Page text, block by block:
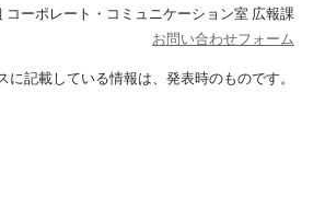
コーポレート・コミュニケーション室 広報課
お問い合わせフォーム
に記載している情報は、発表時のものです。